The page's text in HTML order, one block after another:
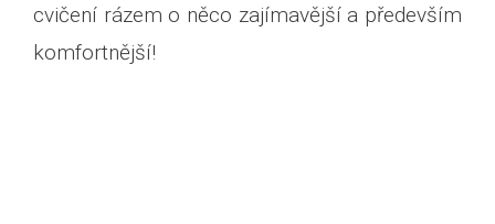
cvičení rázem o něco zajímavější a především
komfortnější!